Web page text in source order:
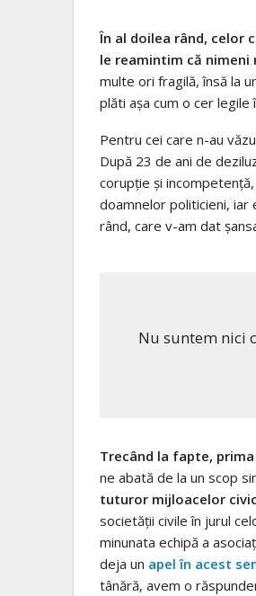
În al doilea rând, celor
le reamintim că nimeni
multe ori fragilă, însă la
plăti aşa cum o cer
Pentru cei care n-au
După 23 de ani de
corupţie şi
doamnelor politicieni, iar
rând, care v-am dat
Nu suntem nici
Trecând la fapte,
ne abată de la un scop
tuturor mijloacelor
societăţii civile în jurul
minunata echipă a
deja un apel în acest
tânără, avem o